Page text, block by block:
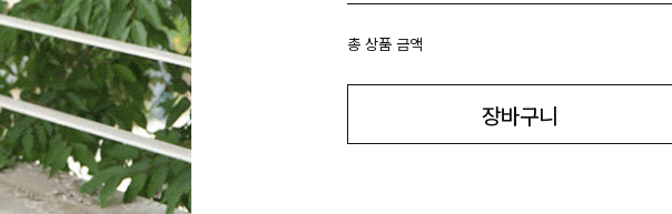
총 상품 금액
장바구니